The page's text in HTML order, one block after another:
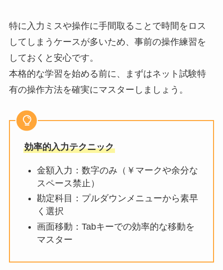
特に入力ミスや操作に手間取ることで時間をロス
してしまうケースが多いため、事前の操作練習を
しておくと安心です。
本格的な学習を始める前に、まずはネット試験特
有の操作方法を確実にマスターしましょう。
効率的入力テクニック
金額入力：数字のみ（￥マークや余分な
スペース禁止）
勘定科目：プルダウンメニューから素早
く選択
画面移動：Tabキーでの効率的な移動を
マスター